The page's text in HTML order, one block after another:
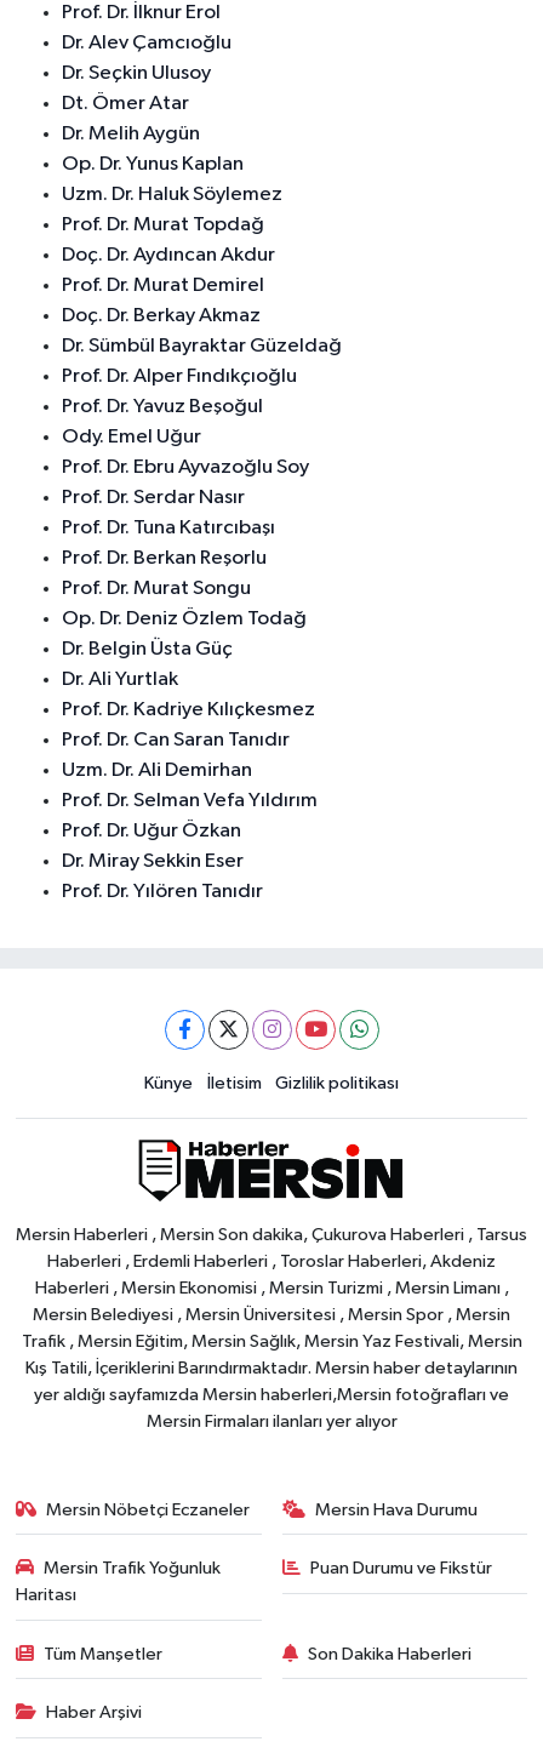
Prof. Dr. İlknur Erol
Dr. Alev Çamcıoğlu
Dr. Seçkin Ulusoy
Dt. Ömer Atar
Dr. Melih Aygün
Op. Dr. Yunus Kaplan
Uzm. Dr. Haluk Söylemez
Prof. Dr. Murat Topdağ
Doç. Dr. Aydıncan Akdur
Prof. Dr. Murat Demirel
Doç. Dr. Berkay Akmaz
Dr. Sümbül Bayraktar Güzeldağ
Prof. Dr. Alper Fındıkçıoğlu
Prof. Dr. Yavuz Beşoğul
Ody. Emel Uğur
Prof. Dr. Ebru Ayvazoğlu Soy
Prof. Dr. Serdar Nasır
Prof. Dr. Tuna Katırcıbaşı
Prof. Dr. Berkan Reşorlu
Prof. Dr. Murat Songu
Op. Dr. Deniz Özlem Todağ
Dr. Belgin Üsta Güç
Dr. Ali Yurtlak
Prof. Dr. Kadriye Kılıçkesmez
Prof. Dr. Can Saran Tanıdır
Uzm. Dr. Ali Demirhan
Prof. Dr. Selman Vefa Yıldırım
Prof. Dr. Uğur Özkan
Dr. Miray Sekkin Eser
Prof. Dr. Yılören Tanıdır
Künye İletisim Gizlilik politikası
Mersin Haberleri , Mersin Son dakika, Çukurova Haberleri , Tarsus
Haberleri , Erdemli Haberleri , Toroslar Haberleri, Akdeniz
Haberleri , Mersin Ekonomisi , Mersin Turizmi , Mersin Limanı ,
Mersin Belediyesi , Mersin Üniversitesi , Mersin Spor , Mersin
Trafik , Mersin Eğitim, Mersin Sağlık, Mersin Yaz Festivali, Mersin
Kış Tatili, İçeriklerini Barındırmaktadır. Mersin haber detaylarının
yer aldığı sayfamızda Mersin haberleri,Mersin fotoğrafları ve
Mersin Firmaları ilanları yer alıyor
Mersin Nöbetçi Eczaneler Mersin Hava Durumu
Mersin Trafik Yoğunluk
Haritası
Puan Durumu ve Fikstür
Tüm Manşetler Son Dakika Haberleri
Haber Arşivi